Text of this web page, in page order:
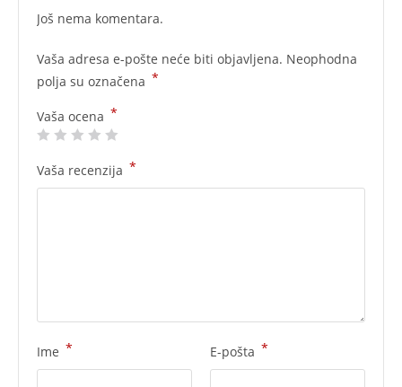
Još nema komentara.
Vaša adresa e-pošte neće biti objavljena. Neophodna
polja su označena *
Vaša ocena *
Vaša recenzija *
Ime * E-pošta *